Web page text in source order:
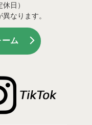
日）
なります。
ーム